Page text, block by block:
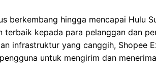
berkembang hingga mencapai Hulu
terbaik kepada para pelanggan dan
infrastruktur yang canggih, Shopee
untuk mengirim dan